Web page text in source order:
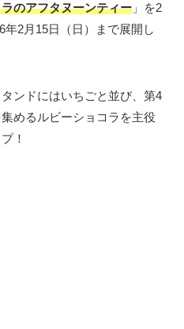
のアフタヌーンティー 」を2
年2月15日（日）まで展開し
ンドにはいちごと並び、第4
めるルビーショコラを主役
！